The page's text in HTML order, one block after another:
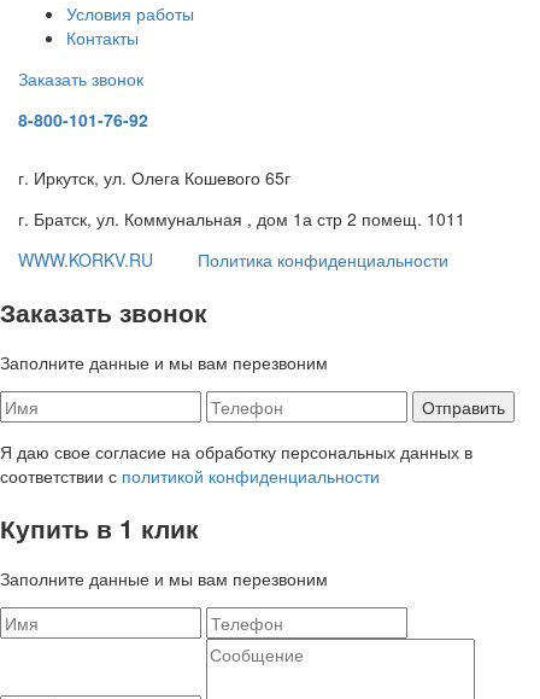
Условия работы
Контакты
Заказать звонок
8-800-101-76-92
г. Иркутск, ул. Олега Кошевого 65г
г. Братск, ул. Коммунальная , дом 1а стр 2 помещ. 1011
WWW.KORKV.RU
Политика конфиденциальности
Заказать звонок
Заполните данные и мы вам перезвоним
Я даю свое согласие на обработку персональных данных в
соответствии с политикой конфиденциальности
Купить в 1 клик
Заполните данные и мы вам перезвоним